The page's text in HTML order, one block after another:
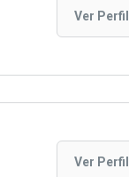
Ver Perfil
Ver Perfil